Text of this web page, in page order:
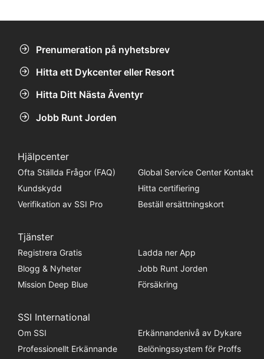
Prenumeration på nyhetsbrev
Hitta ett Dykcenter eller Resort
Hitta Ditt Nästa Äventyr
Jobb Runt Jorden
Hjälpcenter
Ofta Ställda Frågor (FAQ)
Global Service Center Kontakt
Kundskydd
Hitta certifiering
Verifikation av SSI Pro
Beställ ersättningskort
Tjänster
Registrera Gratis
Ladda ner App
Blogg & Nyheter
Jobb Runt Jorden
Mission Deep Blue
Försäkring
SSI International
Om SSI
Erkännandenivå av Dykare
Professionellt Erkännande
Belöningssystem för Proffs